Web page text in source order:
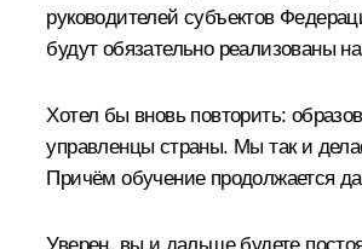
руководителей субъектов
будут обязательно реализованы
Хотел бы вновь повторить:
управленцы страны. Мы так и
Причём обучение продолжается
Уверен, вы и дальше будете